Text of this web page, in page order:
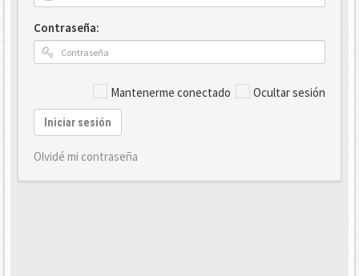
Contraseña:
Mantenerme conectado Ocultar sesión
Iniciar sesión
Olvidé mi contraseña